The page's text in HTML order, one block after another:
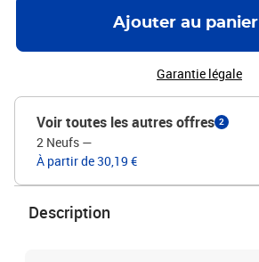
Ajouter au panier
Garantie légale
Voir toutes les autres offres 2
2 Neufs —
À partir de 30,19 €
Description